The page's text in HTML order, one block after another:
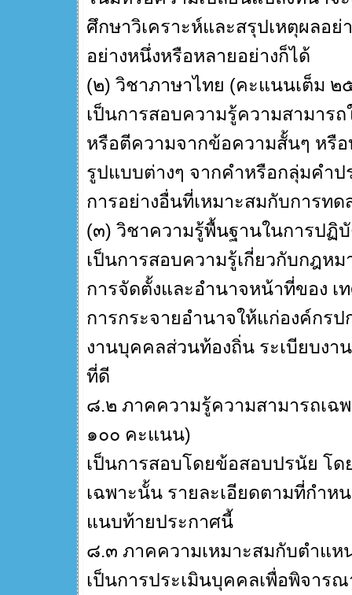
ศึกษาวิเคราะห์และสรุปเหตุผลอ
อย่างหนึ่งหรือหลายอย่างก็ได้
(๒) วิชาภาษาไทย (คะแนนเต็ม
เป็นการสอบความรู้ความสามาร
หรือตีความจากข้อความสั้นๆ หรื
รูปแบบต่างๆ จากคำหรือกลุ่มคำ
การอย่างอื่นที่เหมาะสมกับการท
(๓) วิชาความรู้พื้นฐานในการปฏิ
เป็นการสอบความรู้เกี่ยวกับกฎห
การจัดตั้งและอำนาจหน้าที่ของ
การกระจายอำนาจให้แก่องค์กร
งานบุคคลส่วนท้องถิ่น ระเบียบงา
ที่ดี
๘.๒ ภาคความรู้ความสามารถเฉ
๑๐๐ คะแนน)
เป็นการสอบโดยข้อสอบปรนัย โ
เฉพาะนั้น รายละเอียดตามที่กำห
แนบท้ายประกาศนี้
๘.๓ ภาคความเหมาะสมกับตำแ
เป็นการประเมินบุคคลเพื่อพิจาร